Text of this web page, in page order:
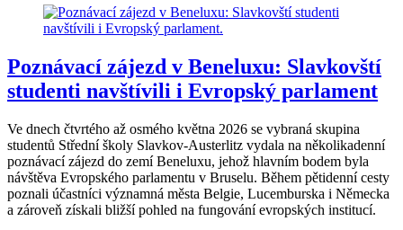
Poznávací zájezd v Beneluxu: Slavkovští
studenti navštívili i Evropský parlament
Ve dnech čtvrtého až osmého května 2026 se vybraná skupina
studentů Střední školy Slavkov-Austerlitz vydala na několikadenní
poznávací zájezd do zemí Beneluxu, jehož hlavním bodem byla
návštěva Evropského parlamentu v Bruselu. Během pětidenní cesty
poznali účastníci významná města Belgie, Lucemburska i Německa
a zároveň získali bližší pohled na fungování evropských institucí.